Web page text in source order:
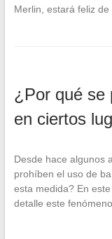
Merlin, estará feliz
¿Por qué se
en ciertos
Desde hace algunos
prohíben el uso de
esta medida? En
detalle este